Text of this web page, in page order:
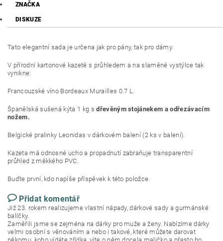
ZNAČKA
DISKUZE
Tato elegantní sada je určena jak pro pány, tak pro dámy.
V přírodní kartonové kazetě s průhledem a na slaměné vystýlce tak
vynikne:
Francouzské víno Bordeaux Murailles 0.7 L.
Španělská sušená kýta 1 kg sdřevěným stojánekem a odřezávacím
nožem.
Belgické pralinky Leonidas v dárkovém balení (2 ks v balení).
Kazeta má odnosné ucho a propadnutí zabraňuje transparentní
průhled z měkkého PVC.
Buďte první, kdo napíše příspěvek k této položce.
Přidat komentář
Již 23. rokem realizujeme vlastní nápady, dárkové sady a gurmánské
balíčky.
Zaměřili jsme se zejména na dárky pro muže a ženy. Nabízíme dárky
velmi osobní s věnováním a nebo i takové, které můžete darovat